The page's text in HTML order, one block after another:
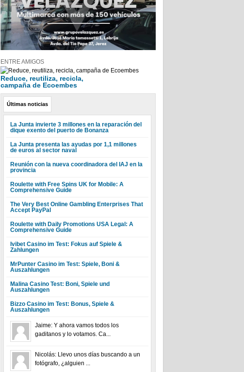
ENTRE AMIGOS
Reduce, reutiliza, recicla,
campaña de Ecoembes
Últimas noticias
La Junta invierte 3 millones en la reparación del
dique exento del puerto de Bonanza
La Junta presenta las ayudas por 1,1 millones
de euros al sector naval
Reunión con la nueva coordinadora del IAJ en la
provincia
Roulette with Free Spins UK for Mobile: A
Comprehensive Guide
The Very Best Online Gambling Enterprises That
Accept PayPal
Roulette with Daily Promotions USA Legal: A
Comprehensive Guide
Ivibet Casino im Test: Fokus auf Spiele &
Zahlungen
MrPunter Casino im Test: Spiele, Boni &
Auszahlungen
Malina Casino Test: Boni, Spiele und
Auszahlungen
Bizzo Casino im Test: Bonus, Spiele &
Auszahlungen
Jaime: Y ahora vamos todos los
gaditanos y lo votamos. Ca...
Nicolás: Llevo unos días buscando a un
fotógrafo, ¿alguien ...